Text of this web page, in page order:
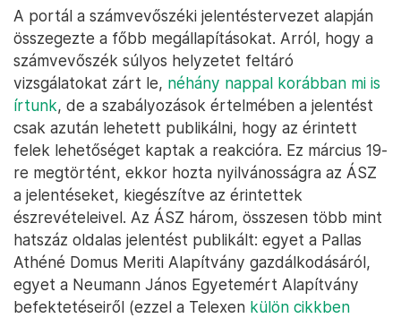
A portál a számvevőszéki jelentéstervezet alapján
összegezte a főbb megállapításokat. Arról, hogy a
számvevőszék súlyos helyzetet feltáró
vizsgálatokat zárt le, néhány nappal korábban mi is
írtunk, de a szabályozások értelmében a jelentést
csak azután lehetett publikálni, hogy az érintett
felek lehetőséget kaptak a reakcióra. Ez március 19-
re megtörtént, ekkor hozta nyilvánosságra az ÁSZ
a jelentéseket, kiegészítve az érintettek
észrevételeivel. Az ÁSZ három, összesen több mint
hatszáz oldalas jelentést publikált: egyet a Pallas
Athéné Domus Meriti Alapítvány gazdálkodásáról,
egyet a Neumann János Egyetemért Alapítvány
befektetéseiről (ezzel a Telexen külön cikkben